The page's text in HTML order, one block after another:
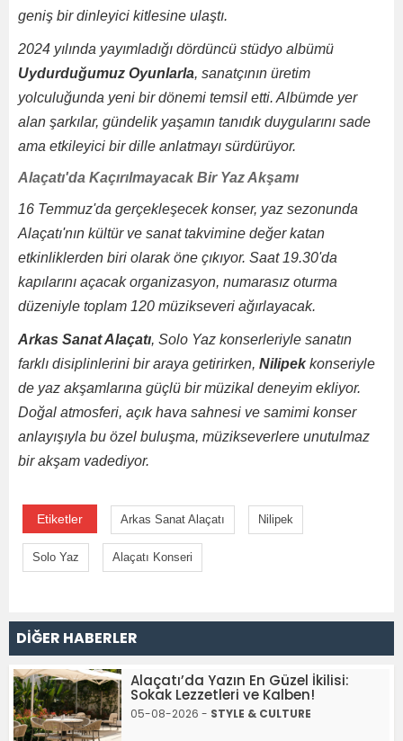
geniş bir dinleyici kitlesine ulaştı.
2024 yılında yayımladığı dördüncü stüdyo albümü
Uydurduğumuz Oyunlarla, sanatçının üretim
yolculuğunda yeni bir dönemi temsil etti. Albümde yer
alan şarkılar, gündelik yaşamın tanıdık duygularını sade
ama etkileyici bir dille anlatmayı sürdürüyor.
Alaçatı'da Kaçırılmayacak Bir Yaz Akşamı
16 Temmuz'da gerçekleşecek konser, yaz sezonunda
Alaçatı'nın kültür ve sanat takvimine değer katan
etkinliklerden biri olarak öne çıkıyor. Saat 19.30'da
kapılarını açacak organizasyon, numarasız oturma
düzeniyle toplam 120 müzikseveri ağırlayacak.
Arkas Sanat Alaçatı, Solo Yaz konserleriyle sanatın
farklı disiplinlerini bir araya getirirken, Nilipekkonseriyle
de yaz akşamlarına güçlü bir müzikal deneyim ekliyor.
Doğal atmosferi, açık hava sahnesi ve samimi konser
anlayışıyla bu özel buluşma, müzikseverlere unutulmaz
bir akşam vadediyor.
Etiketler Arkas Sanat Alaçatı Nilipek
Solo Yaz Alaçatı Konseri
DİĞER HABERLER
Alaçatı’da Yazın En Güzel İkilisi:
Sokak Lezzetleri ve Kalben!
05-08-2026 - STYLE & CULTURE